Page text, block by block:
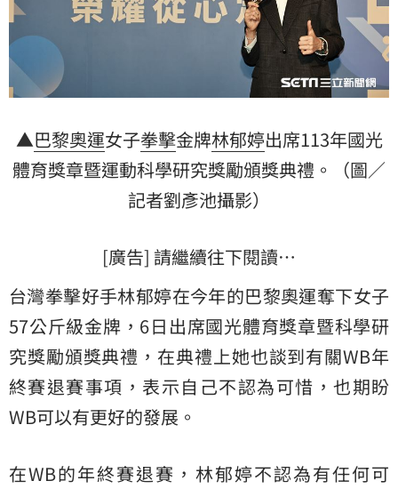
▲巴黎奧運女子拳擊金牌林郁婷出席113年國光
體育獎章暨運動科學研究獎勵頒獎典禮。（圖／
記者劉彥池攝影）
[廣告] 請繼續往下閱讀…
台灣拳擊好手林郁婷在今年的巴黎奧運奪下女子
57公斤級金牌，6日出席國光體育獎章暨科學研
究獎勵頒獎典禮，在典禮上她也談到有關WB年
終賽退賽事項，表示自己不認為可惜，也期盼
WB可以有更好的發展。
在WB的年終賽退賽，林郁婷不認為有任何可